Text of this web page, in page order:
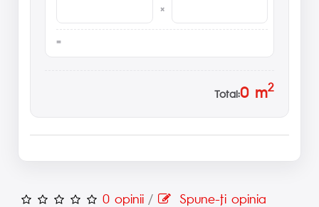
×
Total:0m2
0 opinii / Spune-ţi opinia